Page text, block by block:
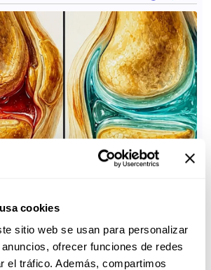
cookies
sitio web se usan para personalizar
ofrecer funciones de redes
el tráfico. Además, compartimos